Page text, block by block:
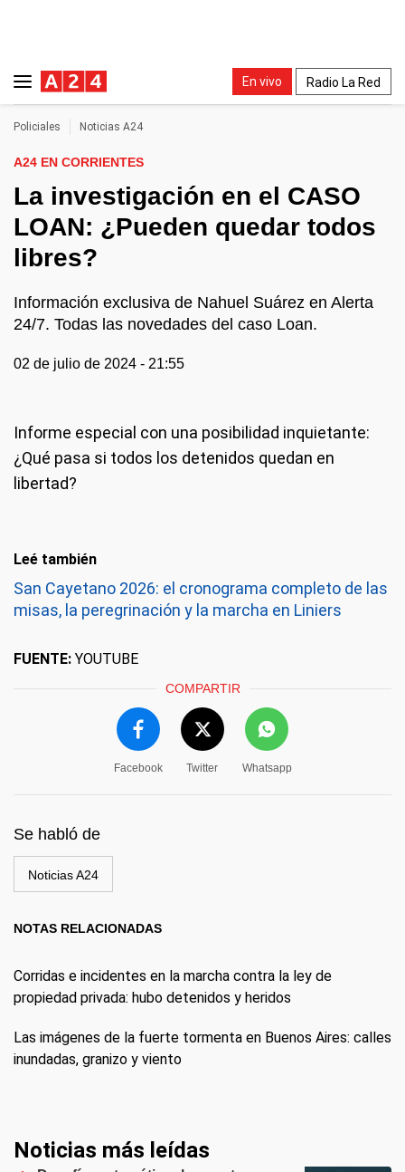
En vivo Radio La Red
Policiales Noticias A24
A24 EN CORRIENTES
La investigación en el CASO
LOAN: ¿Pueden quedar todos
libres?
Información exclusiva de Nahuel Suárez en Alerta
24/7. Todas las novedades del caso Loan.
02 de julio de 2024 - 21:55
Informe especial con una posibilidad inquietante:
¿Qué pasa si todos los detenidos quedan en
libertad?
Leé también
San Cayetano 2026: el cronograma completo de las
misas, la peregrinación y la marcha en Liniers
FUENTE: YOUTUBE
COMPARTIR
Facebook Twitter Whatsapp
Se habló de
Noticias A24
NOTAS RELACIONADAS
Corridas e incidentes en la marcha contra la ley de
propiedad privada: hubo detenidos y heridos
Las imágenes de la fuerte tormenta en Buenos Aires: calles
inundadas, granizo y viento
Noticias más leídas